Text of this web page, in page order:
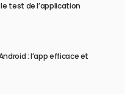
test de l’application
: l’app efficace et